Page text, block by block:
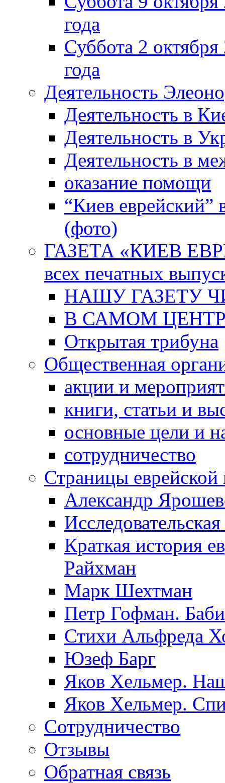
года
Суббота 2
года
Деятельность
Деятельность в
Деятельность в
Деятельность в
оказание помощи
“Киев еврейский”
(фото)
ГАЗЕТА «КИЕВ
всех печатных
НАШУ ГАЗЕТУ
В САМОМ
Открытая трибуна
Общественная
акции и
книги, статьи и
основные цели и
сотрудничество
Страницы
Александр
Краткая история
Райхман
Марк Шехтман
Петр Гофман.
Стихи Альфреда
Юзеф Барг
Яков Хельмер.
Яков Хельмер.
Сотрудничество
Отзывы
Обратная связь